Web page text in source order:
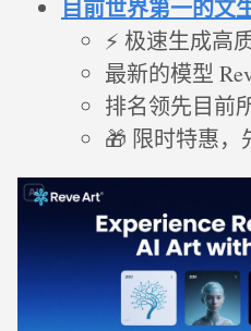
目前世界第一的文
⚡ 极速生成高
最新的模型
排名领先目前
🎁 限时特惠，